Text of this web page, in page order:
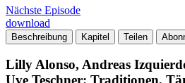
Nächste Episode
download
Beschreibung Kapitel Teilen
Lilly Alonso, Andreas